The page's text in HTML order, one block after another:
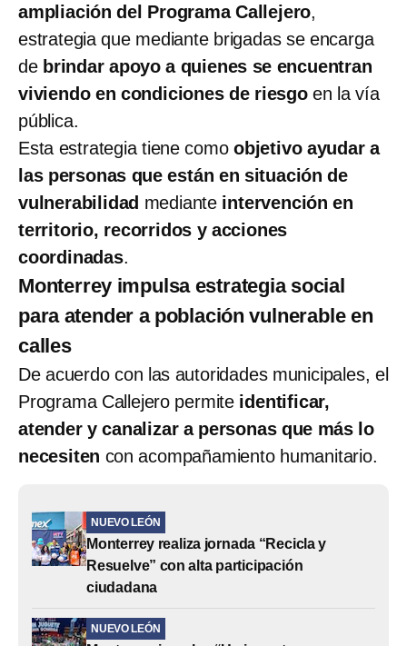
ampliación del Programa Callejero,
estrategia que mediante brigadas se encarga
de brindar apoyo a quienes se encuentran
viviendo en condiciones de riesgoen la vía
pública.
Esta estrategia tiene como objetivo ayudar a
las personas que están en situación de
vulnerabilidad mediante intervención en
territorio, recorridos y acciones
coordinadas.
Monterrey impulsa estrategia social
para atender a población vulnerable en
calles
De acuerdo con las autoridades municipales, el
Programa Callejero permite identificar,
atender y canalizar a personas que más lo
necesiten con acompañamiento humanitario.
NUEVO LEÓN
Monterrey realiza jornada “Recicla y
Resuelve” con alta participación
ciudadana
NUEVO LEÓN